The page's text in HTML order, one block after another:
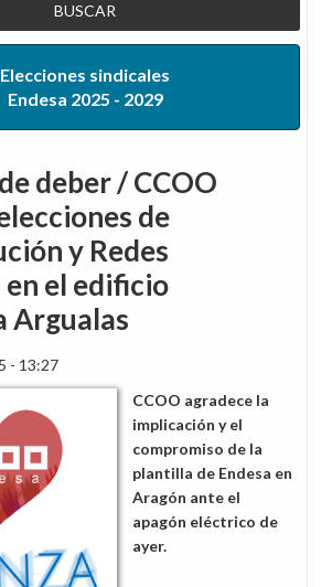
Elecciones sindicales
Endesa 2025 - 2029
deber / CCOO
de
y Redes
el edificio
Argualas
- 13:27
CCOO agradece la
implicación y el
compromiso de la
plantilla de Endesa en
Aragón ante el
apagón eléctrico de
ayer.